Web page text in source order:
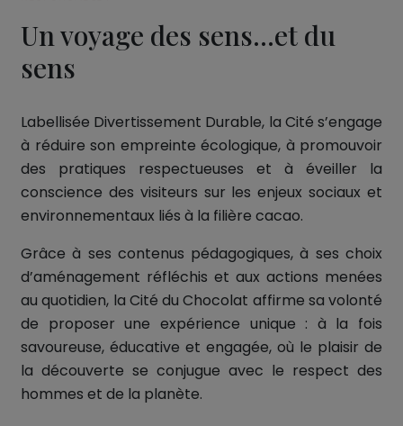
Un voyage des sens...et du
sens
Labellisée Divertissement Durable, la Cité s’engage
à réduire son empreinte écologique, à promouvoir
des pratiques respectueuses et à éveiller la
conscience des visiteurs sur les enjeux sociaux et
environnementaux liés à la filière cacao.
Grâce à ses contenus pédagogiques, à ses choix
d’aménagement réfléchis et aux actions menées
au quotidien, la Cité du Chocolat affirme sa volonté
de proposer une expérience unique : à la fois
savoureuse, éducative et engagée, où le plaisir de
la découverte se conjugue avec le respect des
hommes et de la planète.